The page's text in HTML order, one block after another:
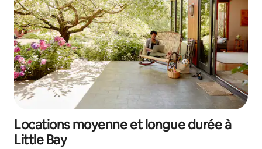
Locations moyenne et longue durée à
Little Bay